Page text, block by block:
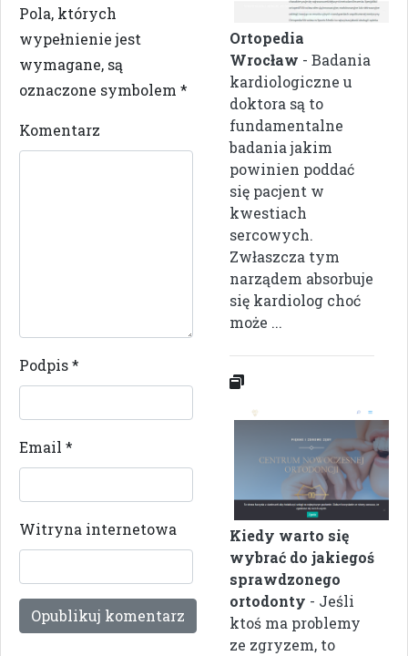
Pola, których
wypełnienie jest
wymagane, są
oznaczone symbolem *
Komentarz
Podpis*
Email *
Witryna internetowa
Ortopedia
Wrocław - Badania
kardiologiczne u
doktora są to
fundamentalne
badania jakim
powinien poddać
się pacjent w
kwestiach
sercowych.
Zwłaszcza tym
narządem absorbuje
się kardiolog choć
może ...
Kiedy warto się
wybrać do jakiegoś
sprawdzonego
ortodonty - Jeśli
ktoś ma problemy
ze zgryzem, to